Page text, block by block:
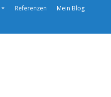
Referenzen
Mein Blog